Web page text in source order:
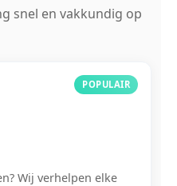
snel en vakkundig op
POPULAIR
Wij verhelpen elke